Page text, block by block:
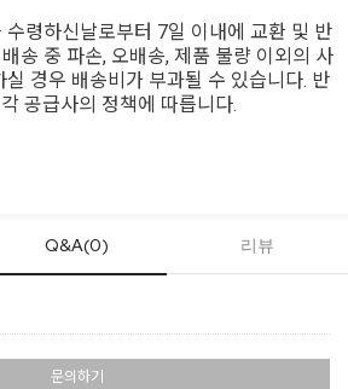
수령하신날로부터 7일 이내에 교환 및 반
송 중 파손, 오배송, 제품 불량 이외의 사
경우 배송비가 부과될 수 있습니다. 반
공급사의 정책에 따릅니다.
Q&A(0) 리뷰
문의하기